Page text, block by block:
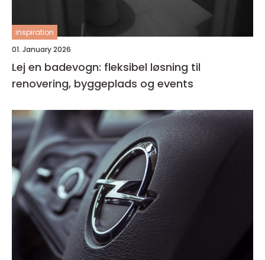
inspiration
01. January 2026
Lej en badevogn: fleksibel løsning til
renovering, byggeplads og events